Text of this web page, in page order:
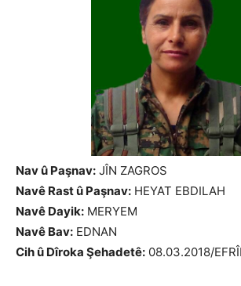
Nav û Paşnav: JÎN ZAGROS
Navê Rast û Paşnav: HEYAT EBDILAH
Navê Dayik: MERYEM
Navê Bav: EDNAN
Cih û Dîroka Şehadetê: 08.03.2018/